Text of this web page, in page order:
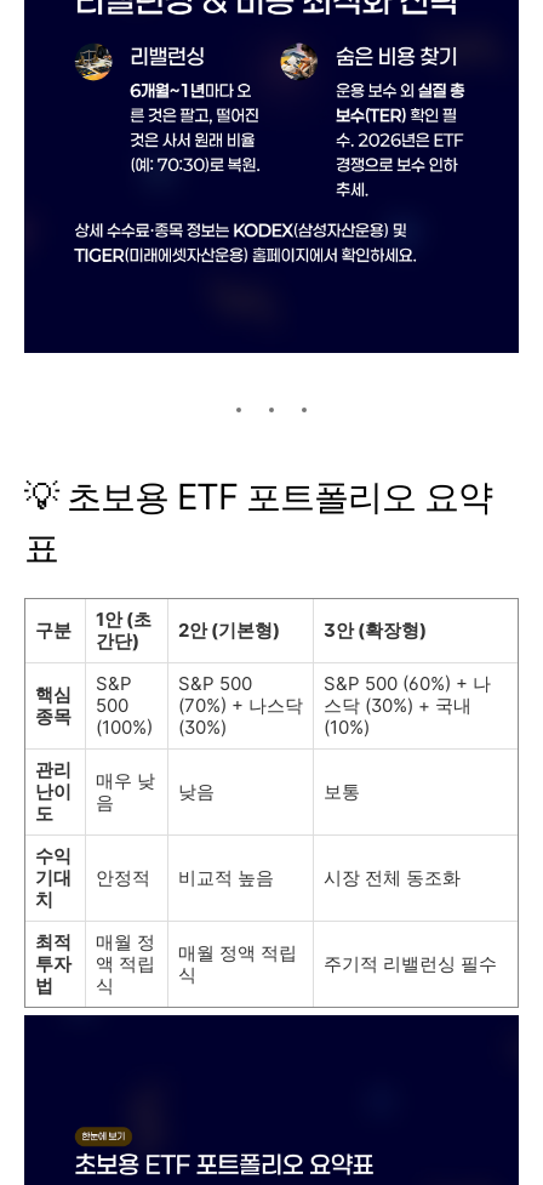
💡 초보용 ETF 포트폴리오 요약
표
구분
1안 (초
간단)
2안 (기본형) 3안 (확장형)
핵심
종목
S&P
500
(100%)
S&P 500
(70%) + 나스닥
(30%)
S&P 500 (60%) + 나
스닥 (30%) + 국내
(10%)
관리
난이
도
매우 낮
음
낮음 보통
수익
기대
치
안정적 비교적 높음 시장 전체 동조화
최적
투자
법
매월 정
액 적립
식
매월 정액 적립
식
주기적 리밸런싱 필수